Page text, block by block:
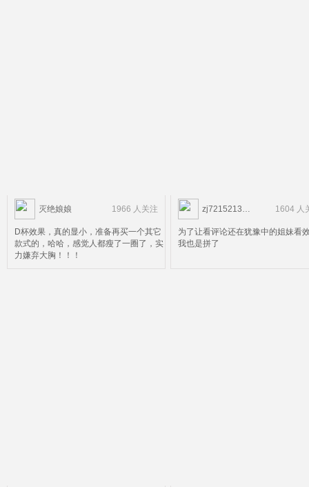
灭绝娘娘 1966 人关注
D杯效果，真的显小，准备再买一个其它
款式的，哈哈，感觉人都瘦了一圈了，实
力嫌弃大胸！！！
zj72152134347781 1604 人
为了让看评论还在犹豫中的姐妹看
我也是拼了